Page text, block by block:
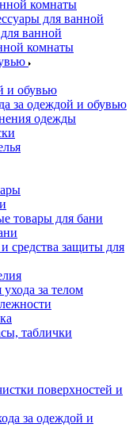
комнаты
для ванной
ванной
комнаты
и обувью
за одеждой и обувью
одежды
товары для бани
средства защиты для
за телом
таблички
поверхностей и
за одеждой и